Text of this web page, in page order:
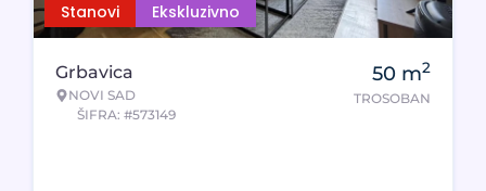
Stanovi Ekskluzivno
Grbavica
NOVI SAD
ŠIFRA: #573149
50 m2
TROSOBAN